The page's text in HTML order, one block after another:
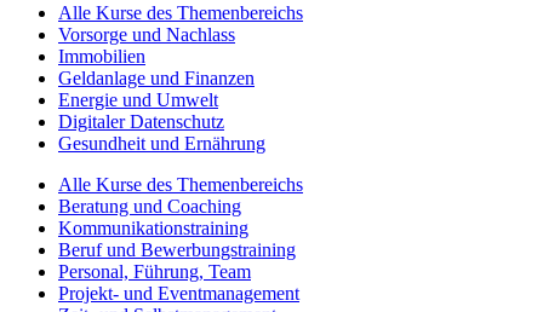
Alle Kurse des Themenbereichs
Vorsorge und Nachlass
Immobilien
Geldanlage und Finanzen
Energie und Umwelt
Digitaler Datenschutz
Gesundheit und Ernährung
Alle Kurse des Themenbereichs
Beratung und Coaching
Kommunikationstraining
Beruf und Bewerbungstraining
Personal, Führung, Team
Projekt- und Eventmanagement